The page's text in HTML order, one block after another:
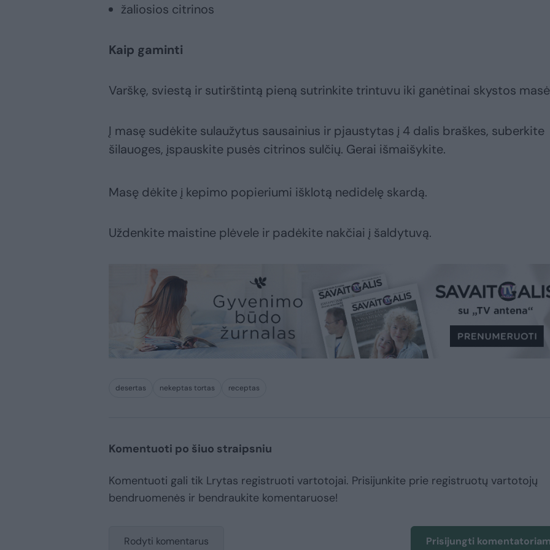
žaliosios citrinos
Kaip gaminti
Varškę, sviestą ir sutirštintą pieną sutrinkite trintuvu iki ganėtinai skystos
Į masę sudėkite sulaužytus sausainius ir pjaustytas į 4 dalis braškes, suberkite
šilauoges, įspauskite pusės citrinos sulčių. Gerai išmaišykite.
Masę dėkite į kepimo popieriumi išklotą nedidelę skardą.
Uždenkite maistine plėvele ir padėkite nakčiai į šaldytuvą.
desertas nekeptas tortas receptas
Komentuoti po šiuo straipsniu
Komentuoti gali tik Lrytas registruoti vartotojai. Prisijunkite prie registruotų vartotojų
bendruomenės ir bendraukite komentaruose!
Rodyti komentarus Prisijungti